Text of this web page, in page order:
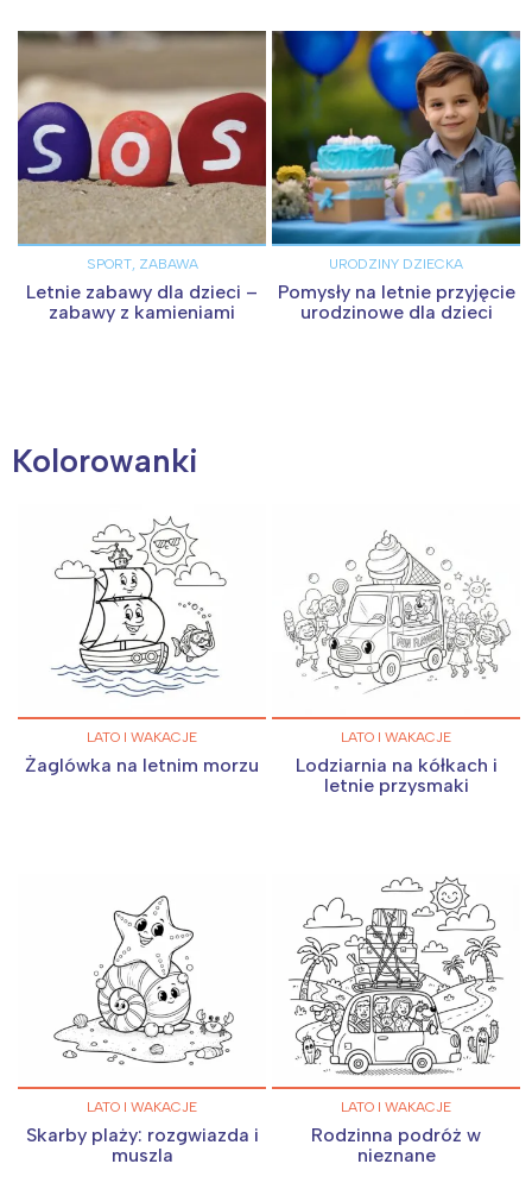
SPORT, ZABAWA
Letnie zabawy dla dzieci –
zabawy z kamieniami
URODZINY DZIECKA
Pomysły na letnie przyjęcie
urodzinowe dla dzieci
Kolorowanki
LATO I WAKACJE
Żaglówka na letnim morzu
LATO I WAKACJE
Lodziarnia na kółkach i
letnie przysmaki
LATO I WAKACJE
Skarby plaży: rozgwiazda i
muszla
LATO I WAKACJE
Rodzinna podróż w
nieznane